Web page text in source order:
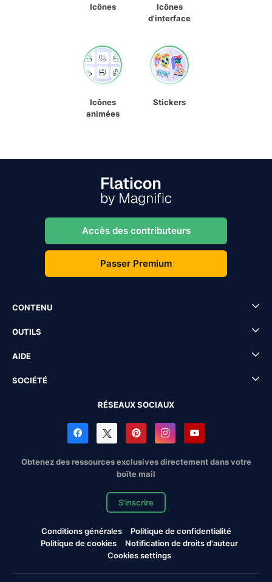
Icônes
Icônes
d'interface
Icônes
animées
Stickers
Accès des contributeurs
Passer Premium
CONTENU
OUTILS
AIDE
SOCIÉTÉ
RÉSEAUX SOCIAUX
Obtenez des ressources exclusives directement dans votre
boîte mail
S'inscrire
Conditions générales
Politique de confidentialité
Politique de cookies
Notification de droits d'auteur
Cookies settings